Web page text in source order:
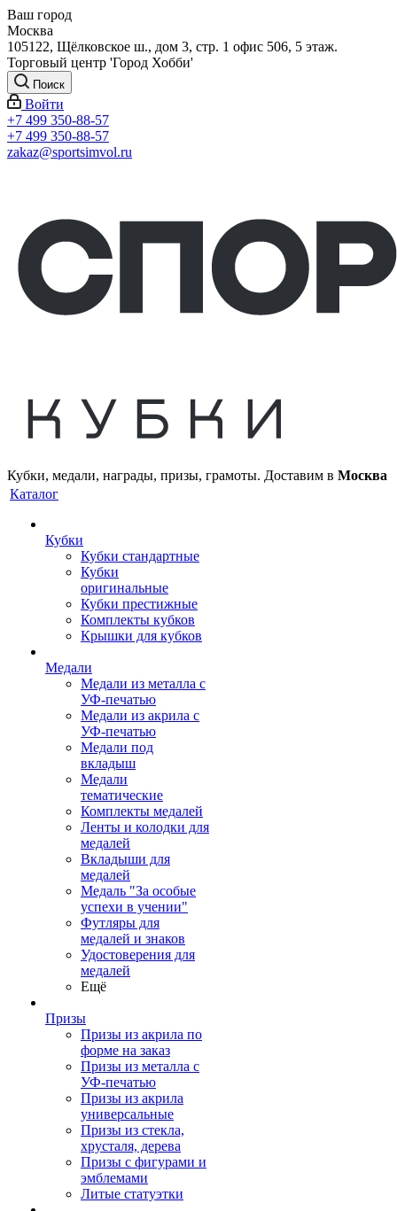
Ваш город
Москва
105122, Щёлковское ш., дом 3, стр. 1 офис 506, 5 этаж.
Торговый центр 'Город Хобби'
Поиск
Войти
+7 499 350-88-57
+7 499 350-88-57
zakaz@sportsimvol.ru
Кубки, медали, награды, призы, грамоты. Доставим в Москва
Каталог
Кубки
Кубки стандартные
Кубки
оригинальные
Кубки престижные
Комплекты кубков
Крышки для кубков
Медали
Медали из металла с
УФ-печатью
Медали из акрила с
УФ-печатью
Медали под
вкладыш
Медали
тематические
Комплекты медалей
Ленты и колодки для
медалей
Вкладыши для
медалей
Медаль "За особые
успехи в учении"
Футляры для
медалей и знаков
Удостоверения для
медалей
Ещё
Призы
Призы из акрила по
форме на заказ
Призы из металла с
УФ-печатью
Призы из акрила
универсальные
Призы из стекла,
хрусталя, дерева
Призы с фигурами и
эмблемами
Литые статуэтки